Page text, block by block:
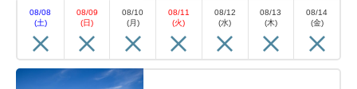
08/08
(土)
08/09
(日)
08/10
(月)
08/11
(火)
08/12
(水)
08/13
(木)
08/14
(金)